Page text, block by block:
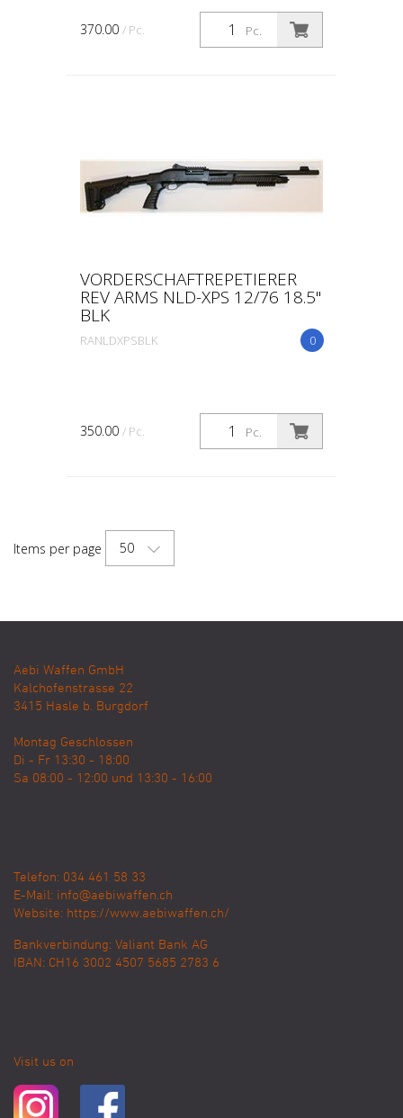
Pc.
370.00 / Pc.
VORDERSCHAFTREPETIERER
REV ARMS NLD-XPS 12/76 18.5"
BLK
0
RANLDXPSBLK
Pc.
350.00 / Pc.
Items per page 50
Aebi Waffen GmbH
Kalchofenstrasse 22
3415 Hasle b. Burgdorf
Montag Geschlossen
Di - Fr 13:30 - 18:00
Sa 08:00 - 12:00 und 13:30 - 16:00
Telefon: 034 461 58 33
E-Mail: info@aebiwaffen.ch
Website: https://www.aebiwaffen.ch/
Bankverbindung: Valiant Bank AG
IBAN: CH16 3002 4507 5685 2783 6
Visit us on